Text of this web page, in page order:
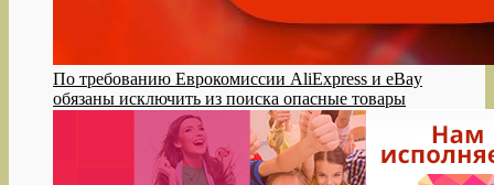
По требованию Еврокомиссии AliExpress и eBay
обязаны исключить из поиска опасные товары